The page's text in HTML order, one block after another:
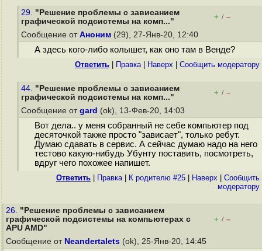
29. "Решение проблемы с зависанием
графической подсистемы на комп..."
+ / –
Сообщение от Аноним (29), 27-Янв-20, 12:40
А здесь кого-либо колышет, как оно там в Венде?
Ответить Правка| Наверх Cообщить модератору
44. "Решение проблемы с зависанием
графической подсистемы на комп..."
+ / –
Сообщение от gard (ok), 13-Фев-20, 14:03
Вот дела.. у меня собранный не себе компьютер под
десяточкой также просто "зависает", только ребут.
Думаю сдавать в сервис. А сейчас думаю надо на него
тестово какую-нибудь Убунту поставить, посмотреть,
вдруг чего похожее напишет.
Ответить Правка| К родителю #25 Наверх
Cообщить
модератору
26. "Решение проблемы с зависанием
графической подсистемы на компьютерах с
APU AMD"
+ / –
Сообщение от Neandertalets (ok), 25-Янв-20, 14:45